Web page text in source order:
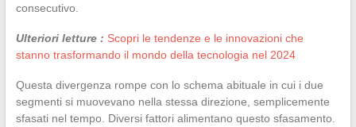
consecutivo.
Ulteriori letture : Scopri le tendenze e le innovazioni che
stanno trasformando il mondo della tecnologia nel 2024
Questa divergenza rompe con lo schema abituale in cui i due
segmenti si muovevano nella stessa direzione, semplicemente
sfasati nel tempo. Diversi fattori alimentano questo sfasamento.